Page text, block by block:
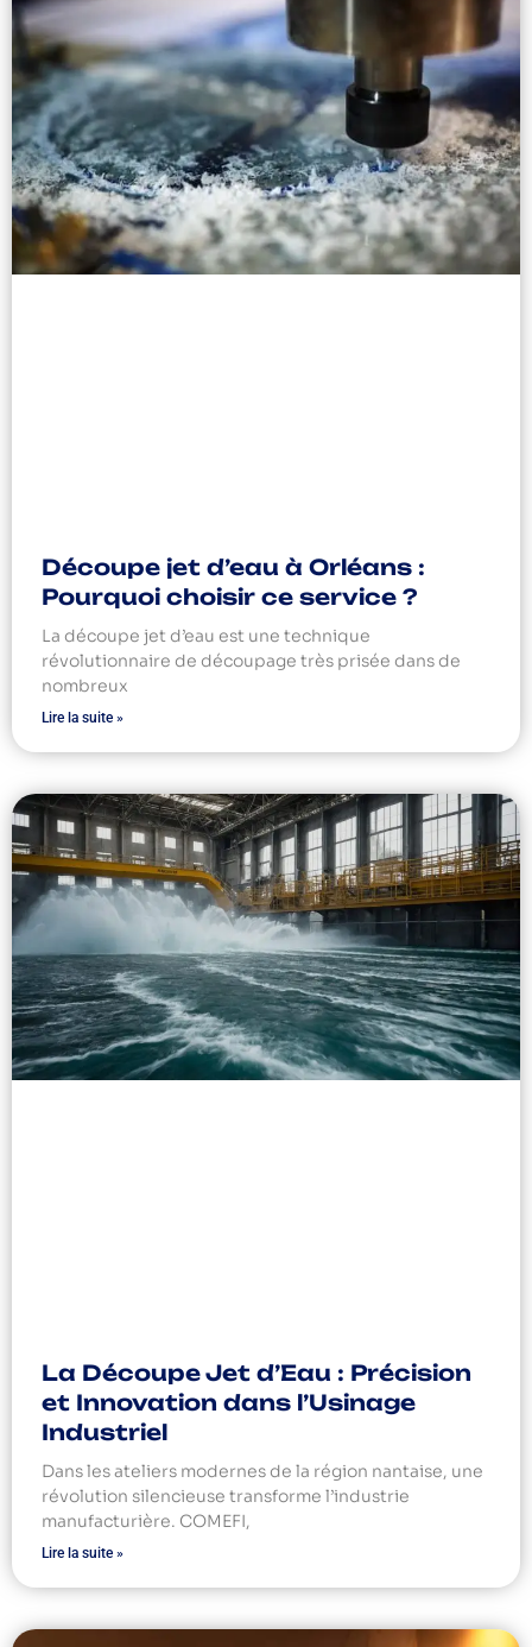
Découpe jet d’eau à Orléans :
Pourquoi choisir ce service ?
La découpe jet d’eau est une technique
révolutionnaire de découpage très prisée dans de
nombreux
Lire la suite »
La Découpe Jet d’Eau : Précision
et Innovation dans l’Usinage
Industriel
Dans les ateliers modernes de la région nantaise, une
révolution silencieuse transforme l’industrie
manufacturière. COMEFI,
Lire la suite »